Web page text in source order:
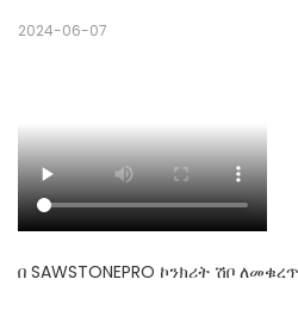
2024-06-07
በ SAWSTONEPRO ኮንክሪት ሽቦ